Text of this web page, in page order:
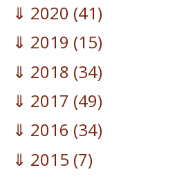
2020 (41)
2019 (15)
2018 (34)
2017 (49)
2016 (34)
2015 (7)